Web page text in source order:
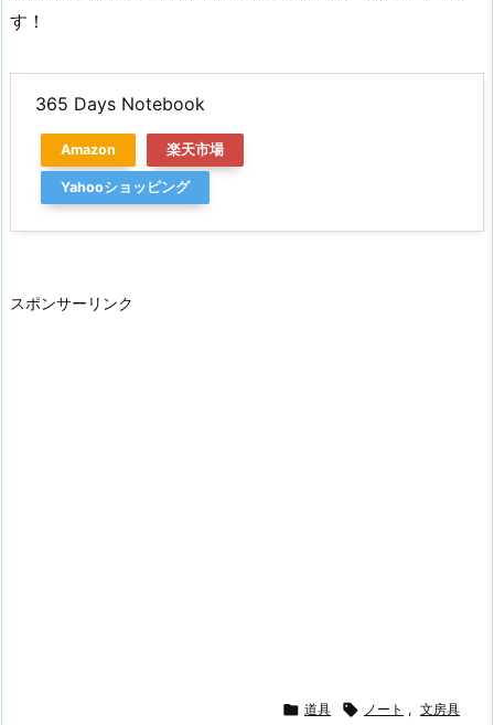
す！
365 Days Notebook
Amazon 楽天市場
Yahooショッピング
スポンサーリンク
 道具  ノート , 文房具